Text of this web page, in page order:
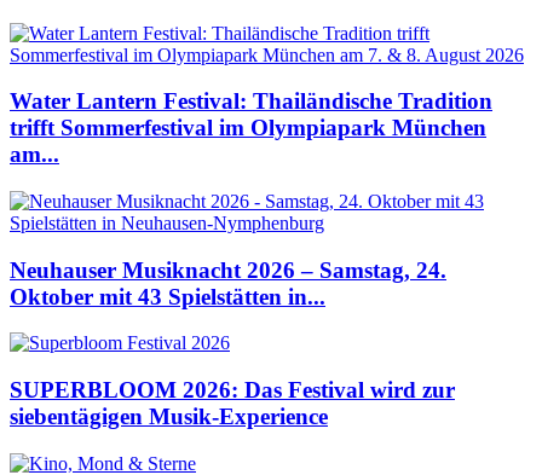
Water Lantern Festival: Thailändische Tradition
trifft Sommerfestival im Olympiapark München
am...
Neuhauser Musiknacht 2026 – Samstag, 24.
Oktober mit 43 Spielstätten in...
SUPERBLOOM 2026: Das Festival wird zur
siebentägigen Musik-Experience